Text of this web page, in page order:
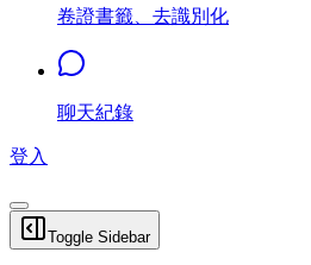
卷證書籤、去識別化
聊天紀錄
登入
Toggle Sidebar